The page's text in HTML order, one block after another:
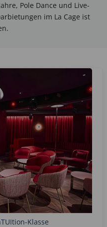
Pole Dance und Live-
im La Cage ist
Klasse